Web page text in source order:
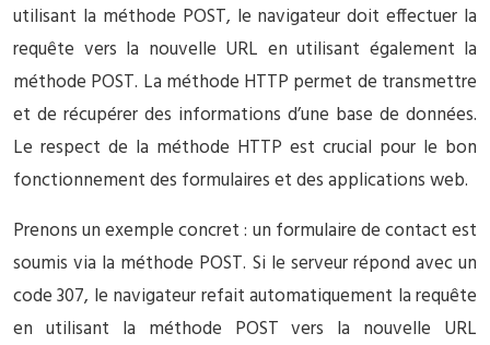
utilisant la méthode POST, le navigateur doit effectuer la
requête vers la nouvelle URL en utilisant également la
méthode POST. La méthode HTTP permet de transmettre
et de récupérer des informations d’une base de données.
Le respect de la méthode HTTP est crucial pour le bon
fonctionnement des formulaires et des applications web.
Prenons un exemple concret : un formulaire de contact est
soumis via la méthode POST. Si le serveur répond avec un
code 307, le navigateur refait automatiquement la requête
en utilisant la méthode POST vers la nouvelle URL